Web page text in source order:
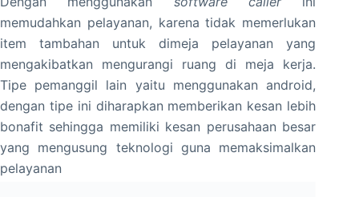
memudahkan pelayanan, karena tidak memerlukan
item tambahan untuk dimeja pelayanan yang
mengakibatkan mengurangi ruang di meja kerja.
Tipe pemanggil lain yaitu menggunakan android,
dengan tipe ini diharapkan memberikan kesan lebih
bonafit sehingga memiliki kesan perusahaan besar
yang mengusung teknologi guna memaksimalkan
pelayanan